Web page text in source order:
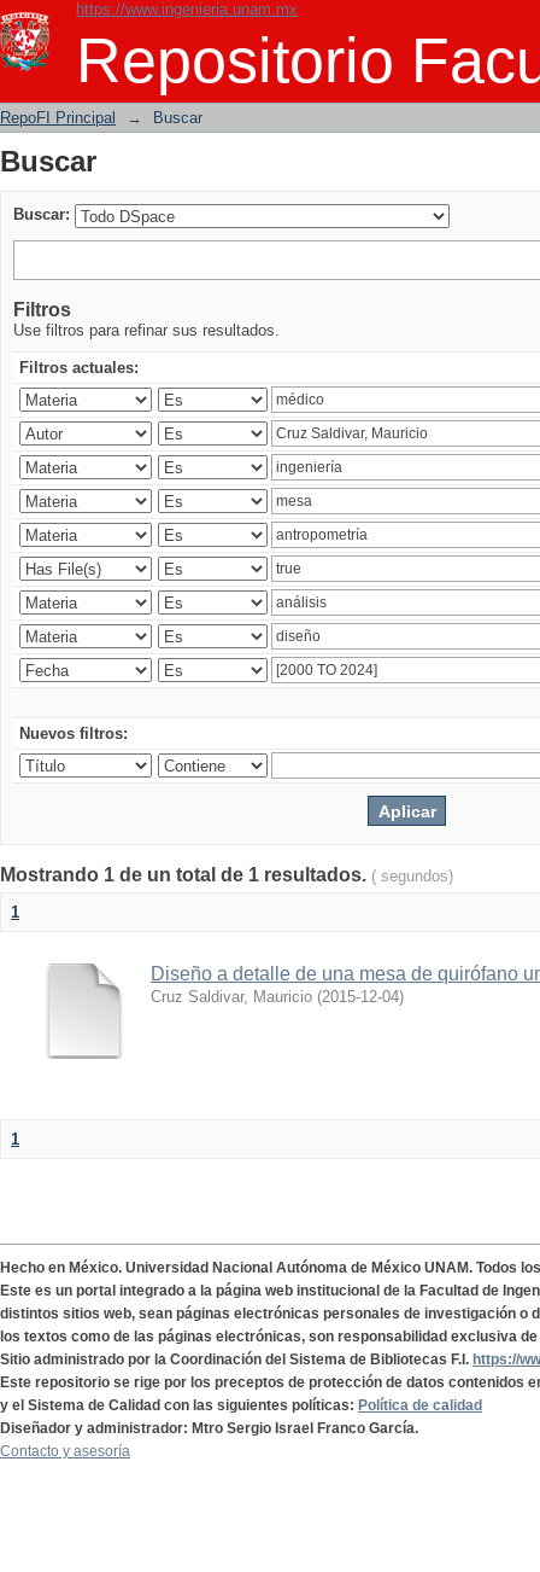
https://www.ingenieria.unam.mx
Repositorio
Buscar
RepoFI Principal → Buscar
Buscar
Buscar:
Filtros
Use filtros para refinar sus resultados.
Filtros actuales:
Nuevos filtros:
Mostrando 1 de un total de 1 resultados. ( segundos)
1
Diseño a detalle de una mesa de quirófano
Cruz Saldivar, Mauricio (2015-12-04)
1
Hecho en México. Universidad Nacional Autónoma de México UNAM. Todos
Este es un portal integrado a la página web institucional de la Facultad de
distintos sitios web, sean páginas electrónicas personales de investigación o
los textos como de las páginas electrónicas, son responsabilidad exclusiva
Sitio administrado por la Coordinación del Sistema de Bibliotecas F.I. https://
Este repositorio se rige por los preceptos de protección de datos contenidos
y el Sistema de Calidad con las siguientes políticas: Política de calidad
Diseñador y administrador: Mtro Sergio Israel Franco García.
Contacto y asesoría